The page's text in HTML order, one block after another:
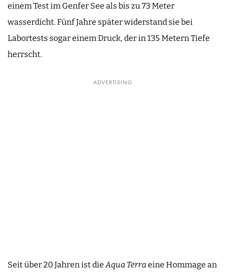
einem Test im Genfer See als bis zu 73 Meter
wasserdicht. Fünf Jahre später widerstand sie bei
Labortests sogar einem Druck, der in 135 Metern Tiefe
herrscht.
ADVERTISING
Seit über 20 Jahren ist die Aqua Terraeine Hommage an